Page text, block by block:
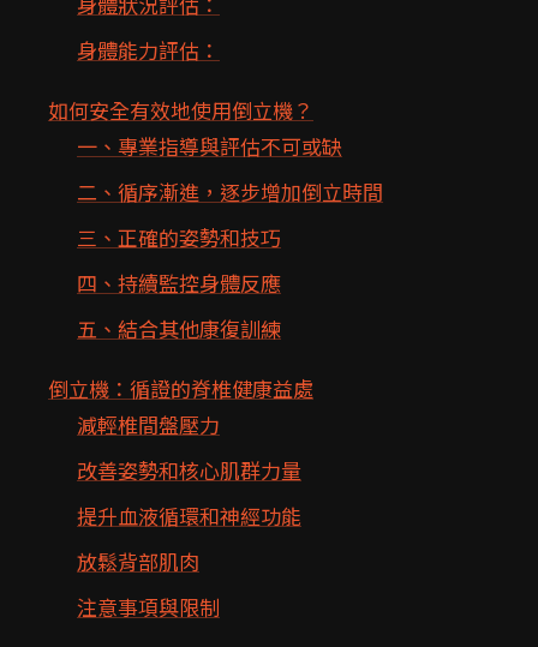
身體能力評估：
如何安全有效地使用倒立機？
一、專業指導與評估不可或缺
二、循序漸進，逐步增加倒立時間
三、正確的姿勢和技巧
四、持續監控身體反應
五、結合其他康復訓練
倒立機：循證的脊椎健康益處
減輕椎間盤壓力
改善姿勢和核心肌群力量
提升血液循環和神經功能
放鬆背部肌肉
注意事項與限制